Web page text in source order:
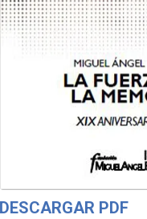
DESCARGAR PDF